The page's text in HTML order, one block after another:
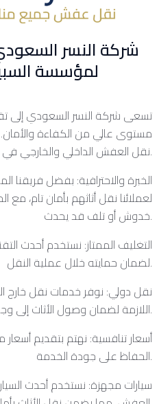
شركة النسر
لمؤسسة
تسعى شركة النسر السعودي
مستوى عالي من الكفاءة والأمان.
نقل العفش الداخلي والخارجي في المملكة العربية السعودية.
الخبرة والاحترافية: بفضل فريقنا
لعملائنا نقل أثاثهم بأمان تام،
خدوش أو تلف قد يحدث.
التغليف الممتاز: نستخدم أحدث
لضمان حمايته خلال عملية النقل.
نقل دولي: نوفر خدمات نقل خارج
اللازمة لضمان وصول الأثاث إلى وجهته بأمان.
أسعار تنافسية: نهتم بتقديم
الحفاظ على جودة الخدمة.
سيارات مجهزة: نستخدم أحدث